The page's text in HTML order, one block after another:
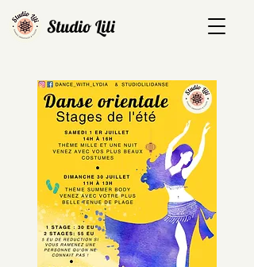
Studio Lili